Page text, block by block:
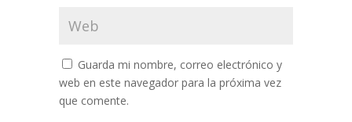
Guarda mi nombre, correo electrónico y
web en este navegador para la próxima vez
que comente.